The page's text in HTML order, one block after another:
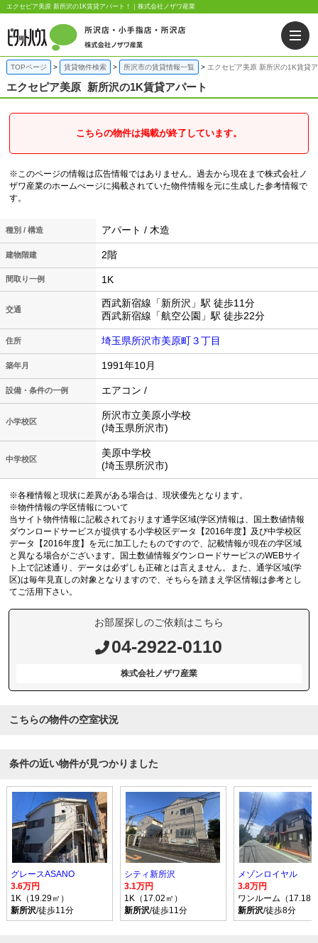
エクセピア美原 新所沢の1K賃貸アパート！｜株式会社ノザワ産業
TOPページ 賃貸物件検索 所沢市の賃貸情報一覧 エクセピア美原 新所沢の1K賃貸
エクセピア美原 新所沢の1K賃貸アパート
こちらの物件は掲載が終了しています。
※このページの情報は広告情報ではありません。過去から現在まで株式会社ノ
ザワ産業のホームぺージに掲載されていた物件情報を元に生成した参考情報で
す。
種別 / 構造 アパート / 木造
建物階建 2階
間取り一例 1K
交通
西武新宿線「新所沢」駅 徒歩11分
西武新宿線「航空公園」駅 徒歩22分
住所 埼玉県所沢市美原町３丁目
築年月 1991年10月
設備・条件の一例 エアコン /
小学校区
所沢市立美原小学校
(埼玉県所沢市)
中学校区
美原中学校
(埼玉県所沢市)
※各種情報と現状に差異がある場合は、現状優先となります。
※物件情報の学区情報について
当サイト物件情報に記載されております通学区域(学区)情報は、国土数値情報
ダウンロードサービスが提供する小学校区データ【2016年度】及び中学校区
データ【2016年度】を元に加工したものですので、記載情報が現在の学区域
と異なる場合がございます。国土数値情報ダウンロードサービスのWEBサイ
ト上で記述通り、データは必ずしも正確とは言えません。また、通学区域(学
区)は毎年見直しの対象となりますので、そちらを踏まえ学区情報は参考とし
てご活用下さい。
お部屋探しのご依頼はこちら
04-2922-0110
株式会社ノザワ産業
こちらの物件の空室状況
条件の近い物件が見つかりました
グレースASANO
3.6万円
1K（19.29㎡）
新所沢/徒歩11分
シティ新所沢
3.1万円
1K（17.02㎡）
新所沢/徒歩11分
メゾンロイヤル
3.8万円
ワンルーム（17.18
新所沢/徒歩8分